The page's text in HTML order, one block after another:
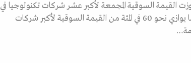
عام 2024، تجاوزت القيمة السوقية المجمعة لأكبر عشر شركات تكنولوجيا في
العالم 20 تريليون دولار، أي ما يوازي نحو 60 في المئة من القيمة السوقية لأكبر شركات